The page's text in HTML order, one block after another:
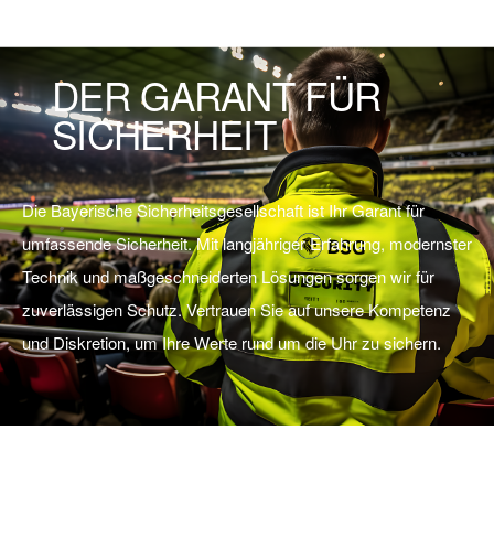
DER GARANT FÜR
SICHERHEIT
Die Bayerische Sicherheitsgesellschaft ist Ihr Garant für
umfassende Sicherheit. Mit langjähriger Erfahrung, modernster
Technik und maßgeschneiderten Lösungen sorgen wir für
zuverlässigen Schutz. Vertrauen Sie auf unsere Kompetenz
und Diskretion, um Ihre Werte rund um die Uhr zu sichern.